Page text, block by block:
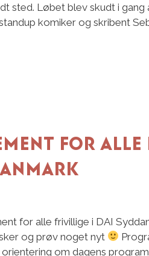
sted. Løbet blev skudt i gang
komiker og skribent
for
for alle frivillige i DAI
og prøv noget nyt
om dagens